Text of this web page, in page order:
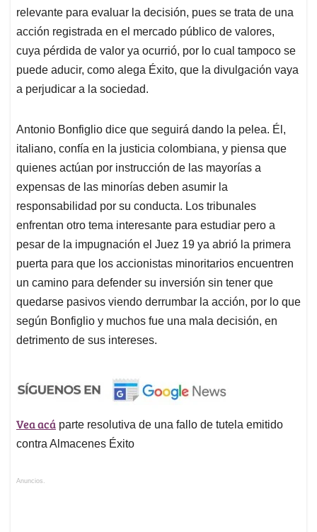
relevante para evaluar la decisión, pues se trata de una
acción registrada en el mercado público de valores,
cuya pérdida de valor ya ocurrió, por lo cual tampoco se
puede aducir, como alega Éxito, que la divulgación vaya
a perjudicar a la sociedad.
Antonio Bonfiglio dice que seguirá dando la pelea. Él,
italiano, confía en la justicia colombiana, y piensa que
quienes actúan por instrucción de las mayorías a
expensas de las minorías deben asumir la
responsabilidad por su conducta. Los tribunales
enfrentan otro tema interesante para estudiar pero a
pesar de la impugnación el Juez 19 ya abrió la primera
puerta para que los accionistas minoritarios encuentren
un camino para defender su inversión sin tener que
quedarse pasivos viendo derrumbar la acción, por lo que
según Bonfiglio y muchos fue una mala decisión, en
detrimento de sus intereses.
Vea acá parte resolutiva de una fallo de tutela emitido
contra Almacenes Éxito
Anuncios.